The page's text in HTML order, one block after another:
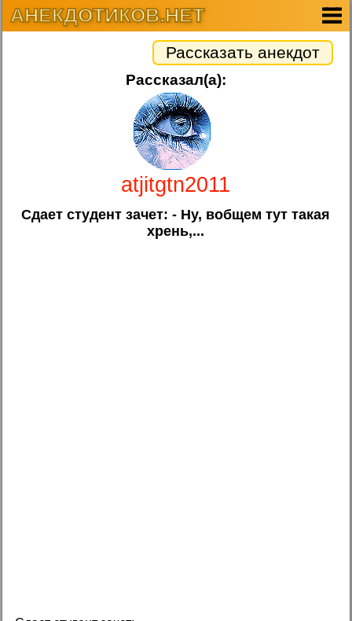
АНЕКДОТИКОВ.НЕТ
Рассказать анекдот
Рассказал(а):
atjitgtn2011
Сдает студент зачет: - Ну, вобщем тут такая
xpень,...